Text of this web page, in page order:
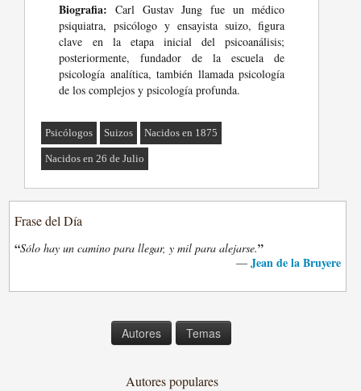
Biografia: Carl Gustav Jung fue un médico
psiquiatra, psicólogo y ensayista suizo, figura
clave en la etapa inicial del psicoanálisis;
posteriormente, fundador de la escuela de
psicología analítica, también llamada psicología
de los complejos y psicología profunda.
Psicólogos Suizos Nacidos en 1875
Nacidos en 26 de Julio
Frase del Día
“Sólo hay un camino para llegar, y mil para alejarse.”
— Jean de la Bruyere
Autores Temas
Autores populares